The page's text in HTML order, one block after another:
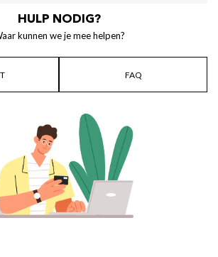
HULP NODIG?
kunnen we je mee helpen?
FAQ